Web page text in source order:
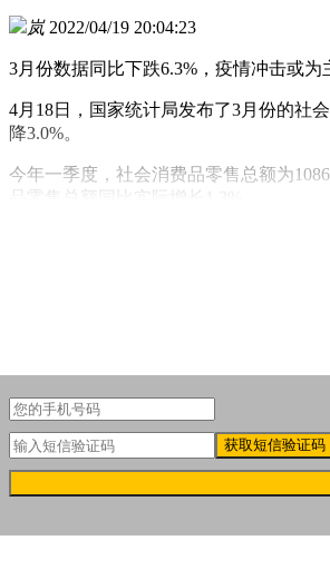
岚 2022/04/19 20:04:23
3月份数据同比下跌6.3%，疫情冲击或为
4月18日，国家统计局发布了3月份的社
降3.0%。
今年一季度，社会消费品零售总额为
品零售总额同比实际增长1.3%。
获取短信验证码